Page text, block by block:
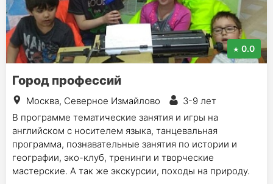
0.0
Город профессий
Москва, Северное Измайлово
3-9 лет
В программе тематические занятия и игры на
английском с носителем языка, танцевальная
программа, познавательные занятия по истории и
географии, эко-клуб, тренинги и творческие
мастерские. А так же экскурсии, походы на природу.